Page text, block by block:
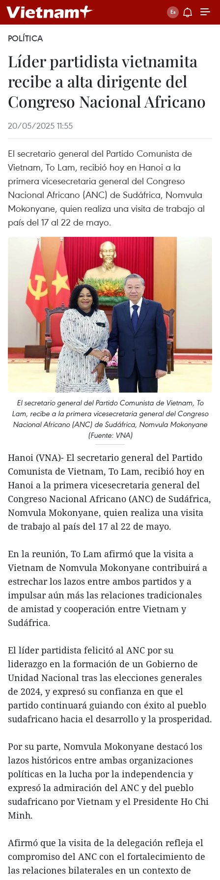
POLÍTICA
Líder partidista vietnamita
recibe a alta dirigente del
Congreso Nacional Africano
20/05/2025 11:55
El secretario general del Partido Comunista de
Vietnam, To Lam, recibió hoy en Hanoi a la
primera vicesecretaria general del Congreso
Nacional Africano (ANC) de Sudáfrica, Nomvula
Mokonyane, quien realiza una visita de trabajo al
país del 17 al 22 de mayo.
El secretario general del Partido Comunista de Vietnam, To
Lam, recibe a la primera vicesecretaria general del Congreso
Nacional Africano (ANC) de Sudáfrica, Nomvula Mokonyane
(Fuente: VNA)
Hanoi (VNA)- El secretario general del Partido
Comunista de Vietnam, To Lam, recibió hoy en
Hanoi a la primera vicesecretaria general del
Congreso Nacional Africano (ANC) de Sudáfrica,
Nomvula Mokonyane, quien realiza una visita
de trabajo al país del 17 al 22 de mayo.
En la reunión, To Lam afirmó que la visita a
Vietnam de Nomvula Mokonyane contribuirá a
estrechar los lazos entre ambos partidos y a
impulsar aún más las relaciones tradicionales
de amistad y cooperación entre Vietnam y
Sudáfrica.
El líder partidista felicitó al ANC por su
liderazgo en la formación de un Gobierno de
Unidad Nacional tras las elecciones generales
de 2024, y expresó su confianza en que el
partido continuará guiando con éxito al pueblo
sudafricano hacia el desarrollo y la prosperidad.
Por su parte, Nomvula Mokonyane destacó los
lazos históricos entre ambas organizaciones
políticas en la lucha por la independencia y
expresó la admiración del ANC y del pueblo
sudafricano por Vietnam y el Presidente Ho Chi
Minh.
Afirmó que la visita de la delegación refleja el
compromiso del ANC con el fortalecimiento de
las relaciones bilaterales en un contexto de